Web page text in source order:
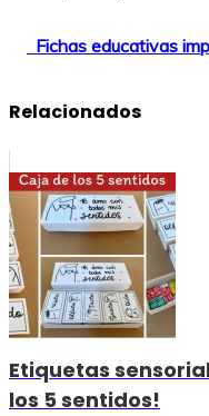
Fichas educativas
Relacionados
Etiquetas
los 5 sentidos!